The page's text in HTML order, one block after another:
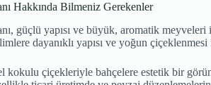
Hakkında Bilmeniz Gerekenler
güçlü yapısı ve büyük, aromatik
dayanıklı yapısı ve yoğun
kokulu çiçekleriyle bahçelere estetik bir